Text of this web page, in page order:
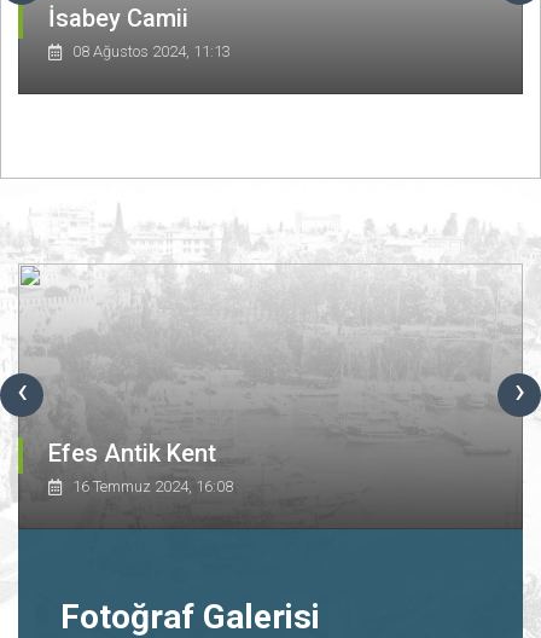
İsabey Camii
08 Ağustos 2024, 11:13
‹ ›
Efes Antik Kent
16 Temmuz 2024, 16:08
Fotoğraf Galerisi